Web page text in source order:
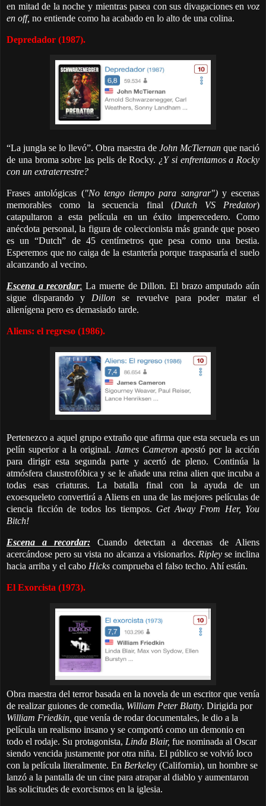
en mitad de la noche y mientras pasea con sus divagaciones en voz
en off, no entiende como ha acabado en lo alto de una colina.
Depredador (1987).
“La jungla se lo llevó”. Obra maestra de John McTiernan que nació
de una broma sobre las pelis de Rocky. ¿Y si enfrentamos a Rocky
con un extraterrestre?
Frases antológicas ("No tengo tiempo para sangrar")y escenas
memorables como la secuencia final (Dutch VS Predator)
catapultaron a esta película en un éxito imperecedero. Como
anécdota personal, la figura de coleccionista más grande que poseo
es un “Dutch” de 45 centímetros que pesa como una bestia.
Esperemos que no caiga de la estantería porque traspasaría el suelo
alcanzando al vecino.
Escena a recordar: La muerte de Dillon. El brazo amputado aún
sigue disparando y Dillon se revuelve para poder matar el
alienígena pero es demasiado tarde.
Aliens: el regreso (1986).
Pertenezco a aquel grupo extraño que afirma que esta secuela es un
pelín superior a la original. James Cameronapostó por la acción
para dirigir esta segunda parte y acertó de pleno. Continúa la
atmósfera claustrofóbica y se le añade una reina alien que incuba a
todas esas criaturas. La batalla final con la ayuda de un
exoesqueleto convertirá a Aliens en una de las mejores películas de
ciencia ficción de todos los tiempos. Get Away From Her, You
Bitch!
Escena a recordar:Cuando detectan a decenas de Aliens
acercándose pero su vista no alcanza a visionarlos. Ripleyse inclina
hacia arriba y el cabo Hicks comprueba el falso techo. Ahí están.
El Exorcista (1973).
Obra maestra del terror basada en la novela de un escritor que venía
de realizar guiones de comedia, William Peter Blatty. Dirigida por
William Friedkin, que venía de rodar documentales, le dio a la
película un realismo insano y se comportó como un demonio en
todo el rodaje. Su protagonista, Linda Blair, fue nominada al Oscar
siendo vencida justamente por otra niña. El público se volvió loco
con la película literalmente. En Berkeley (California), un hombre se
lanzó a la pantalla de un cine para atrapar al diablo y aumentaron
las solicitudes de exorcismos en la iglesia.